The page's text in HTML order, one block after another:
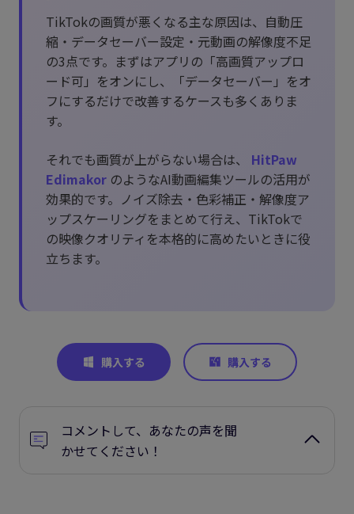
TikTokの画質が悪くなる主な原因は、自動圧
縮・データセーバー設定・元動画の解像度不足
の3点です。まずはアプリの「高画質アップロ
ード可」をオンにし、「データセーバー」をオ
フにするだけで改善するケースも多くありま
す。
それでも画質が上がらない場合は、 HitPaw
Edimakor のようなAI動画編集ツールの活用が
効果的です。ノイズ除去・色彩補正・解像度ア
ップスケーリングをまとめて行え、TikTokで
の映像クオリティを本格的に高めたいときに役
立ちます。
コメントして、あなたの声を聞
かせてください！